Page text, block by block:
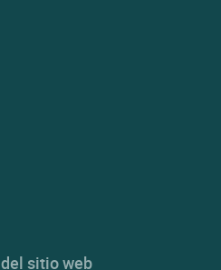
sitio web